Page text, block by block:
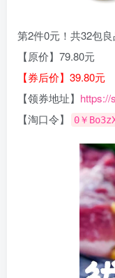
第2件0元！共32包
【原价】79.80元
【券后价】39.80元
【领券地址】 https://
【淘口令】
0￥